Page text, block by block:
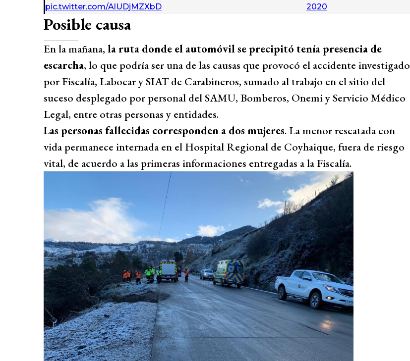
pic.twitter.com/AlUDjMZXbD
2020
Posible causa
En la mañana, la ruta donde el automóvil se precipitó tenía presencia de
escarcha, lo que podría ser una de las causas que provocó el accidente investigado
por Fiscalía, Labocar y SIAT de Carabineros, sumado al trabajo en el sitio del
suceso desplegado por personal del SAMU, Bomberos, Onemi y Servicio Médico
Legal, entre otras personas y entidades.
Las personas fallecidas corresponden a dos mujeres. La menor rescatada con
vida permanece internada en el Hospital Regional de Coyhaique, fuera de riesgo
vital, de acuerdo a las primeras informaciones entregadas a la Fiscalía.